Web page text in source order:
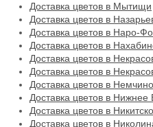
Доставка цветов в Мытищи
Доставка цветов в
Доставка цветов в Наро-
Доставка цветов в
Доставка цветов в
Доставка цветов в
Доставка цветов в
Доставка цветов в Нижнее
Доставка цветов в
Доставка цветов в